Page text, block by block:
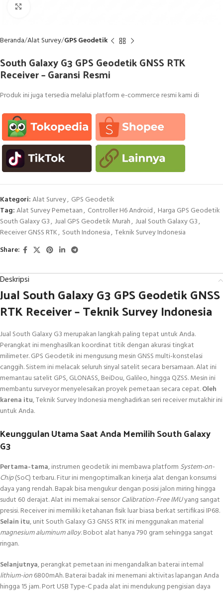
Beranda Alat Survey GPS Geodetik
South Galaxy G3 GPS Geodetik GNSS RTK
Receiver – Garansi Resmi
Produk ini juga tersedia melalui platform e-commerce resmi kami di
Kategori:Alat Survey, GPS Geodetik
Tag:Alat Survey Pemetaan, Controller H6 Android, Harga GPS Geodetik
South Galaxy G3, Jual GPS Geodetik Murah, Jual South Galaxy G3,
Receiver GNSS RTK, South Indonesia, Teknik Survey Indonesia
Share:
Deskripsi
Jual South Galaxy G3 GPS Geodetik GNSS
RTK Receiver – Teknik Survey Indonesia
Jual South Galaxy G3 merupakan langkah paling tepat untuk Anda.
Perangkat ini menghasilkan koordinat titik dengan akurasi tingkat
milimeter. GPS Geodetik ini mengusung mesin GNSS multi-konstelasi
canggih. Sistem ini melacak seluruh sinyal satelit secara bersamaan. Alat ini
memantau satelit GPS, GLONASS, BeiDou, Galileo, hingga QZSS. Mesin ini
membantu surveyor menyelesaikan proyek pemetaan secara cepat.Oleh
karena itu, Teknik Survey Indonesia menghadirkan seri receiver mutakhir ini
untuk Anda.
Keunggulan Utama Saat Anda Memilih South Galaxy
G3
Pertama-tama, instrumen geodetik ini membawa platform System-on-
Chip(SoC) terbaru. Fitur ini mengoptimalkan kinerja alat dengan konsumsi
daya yang rendah. Bapak bisa mengukur dengan posisi jalon miring hingga
sudut 60 derajat. Alat ini memakai sensorCalibration-Free IMUyang sangat
presisi. Receiver ini memiliki ketahanan fisik luar biasa berkat sertifikasi IP68.
Selain itu, unit South Galaxy G3 GNSS RTK ini menggunakan material
magnesium aluminum alloy. Bobot alat hanya 790 gram sehingga sangat
ringan.
Selanjutnya, perangkat pemetaan ini mengandalkan baterai internal
lithium-ion6800mAh. Baterai badak ini menemani aktivitas lapangan Anda
hingga 15 jam. Port USB Type-C pada alat ini mendukung pengisian daya